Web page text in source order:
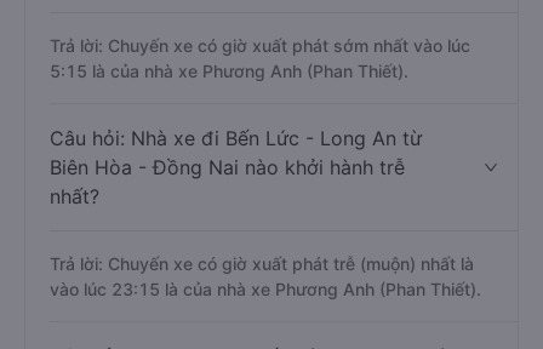
Trả lời: Chuyến xe có giờ xuất phát sớm nhất vào lúc
5:15 là của nhà xe Phương Anh (Phan Thiết).
Câu hỏi: Nhà xe đi Bến Lức - Long An từ
Biên Hòa - Đồng Nai nào khởi hành trễ
nhất?
Trả lời: Chuyến xe có giờ xuất phát trễ (muộn) nhất là
vào lúc 23:15 là của nhà xe Phương Anh (Phan Thiết).